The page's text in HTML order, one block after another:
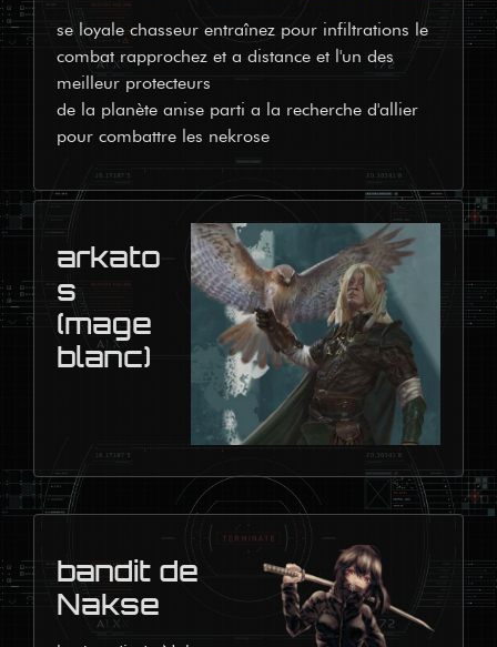
se loyale chasseur entraînez pour infiltrations le
combat rapprochez et a distance et l'un des
meilleur protecteurs
de la planète anise parti a la recherche d'allier
pour combattre les nekrose
arkato
s
(mage
blanc)
bandit de
Nakse